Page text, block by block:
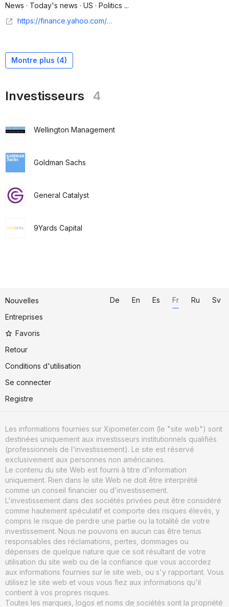
News · Today's news · US · Politics ...
https://finance.yahoo.com/news/judi-health-appoints-john-nicolosi-134600934.html
Montre plus (4)
Investisseurs 4
Wellington Management
Goldman Sachs
General Catalyst
9Yards Capital
Nouvelles
Entreprises
Favoris
Retour
Conditions d'utilisation
Se connecter
Registre
De En Es Fr Ru Sv
Les informations fournies sur Xipometer.com (le "site web") sont
destinées uniquement aux investisseurs institutionnels qualifiés
(professionnels de l'investissement). Le site est réservé
exclusivement aux personnes non américaines.
Le contenu du site Web est fourni à titre d'information
uniquement. Rien dans le site Web ne doit être interprété
comme un conseil financier ou d'investissement.
L'investissement dans des sociétés privées peut être considéré
comme hautement spéculatif et comporte des risques élevés, y
compris le risque de perdre une partie ou la totalité de votre
investissement. Nous ne pouvons en aucun cas être tenus
responsables des réclamations, pertes, dommages ou
dépenses de quelque nature que ce soit résultant de votre
utilisation du site web ou de la confiance que vous accordez
aux informations fournies sur le site web, ou s'y rapportant. Vous
utilisez le site web et vous vous fiez aux informations qu'il
contient à vos propres risques.
Toutes les marques, logos et noms de sociétés sont la propriété